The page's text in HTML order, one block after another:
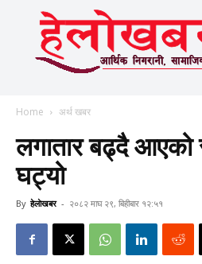
Home अर्थ खबर
लगातार बढ्दै
घट्यो
By हेलाेखबर - २०८२ माघ २९, बिहीबार १२:५१